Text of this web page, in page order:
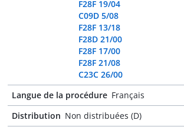
F28F 19/04
C09D 5/08
F28F 13/18
F28D 21/00
F28F 17/00
F28F 21/08
C23C 26/00
Langue de la procédure Français
Distribution Non distribuées (D)